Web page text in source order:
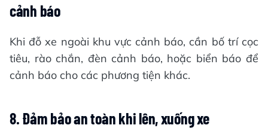
cảnh báo
Khi đỗ xe ngoài khu vực cảnh báo, cần bố trí cọc
tiêu, rào chắn, đèn cảnh báo, hoặc biển báo để
cảnh báo cho các phương tiện khác.
8.Đảm bảo an toàn khi lên, xuống xe